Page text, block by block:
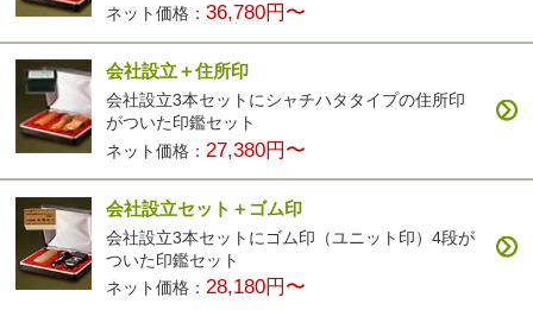
ネット価格：36,780円〜
会社設立＋住所印
会社設立3本セットにシャチハタタイプの住所印
がついた印鑑セット
ネット価格： 27,380円〜
会社設立セット＋ゴム印
会社設立3本セットにゴム印（ユニット印）4段が
ついた印鑑セット
ネット価格： 28,180円〜